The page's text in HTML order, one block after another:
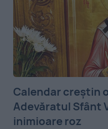
Calendar creștin
Adevăratul Sfânt
inimioare roz